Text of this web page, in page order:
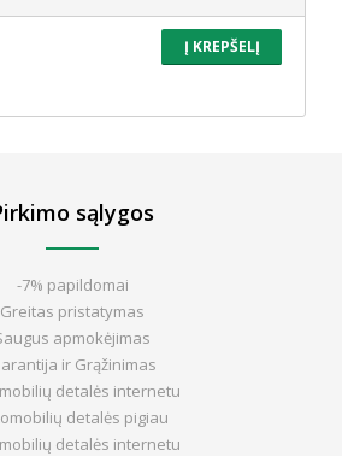
Į KREPŠELĮ
sąlygos
-7% papildomai
Greitas pristatymas
apmokėjimas
ir Grąžinimas
detalės internetu
detalės pigiau
detalės internetu